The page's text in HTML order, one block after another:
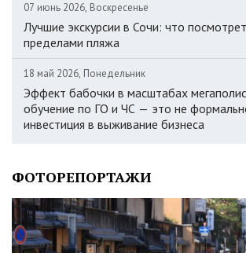
07 июнь 2026, Воскресенье
Лучшие экскурсии в Сочи: что
пределами пляжа
18 май 2026, Понедельник
Эффект бабочки в масштабах
обучение по ГО и ЧС — это не
инвестиция в выживание бизнеса
ФОТОРЕПОРТАЖИ